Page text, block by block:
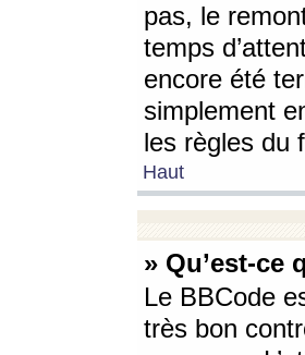
pas, le
temps
encore été
simplement
les règles du
Haut
» Qu’est-ce
Le BBCode
très bon